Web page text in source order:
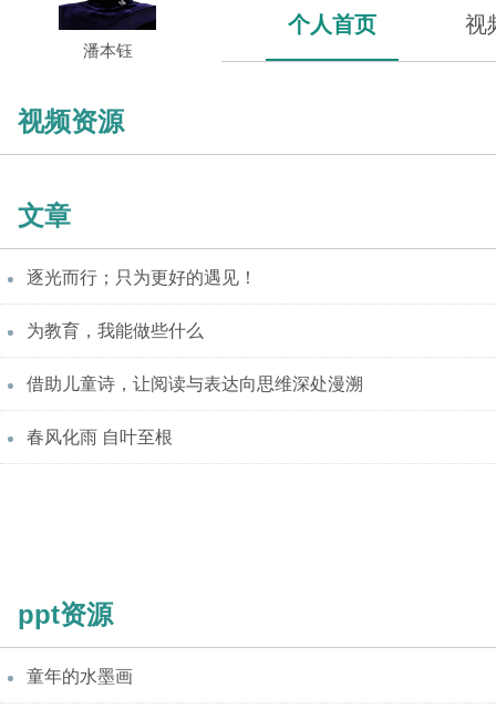
个人首页 视
潘本钰
视频资源
文章
逐光而行；只为更好的遇见！
为教育，我能做些什么
借助儿童诗，让阅读与表达向思维深处漫溯
春风化雨 自叶至根
ppt资源
童年的水墨画